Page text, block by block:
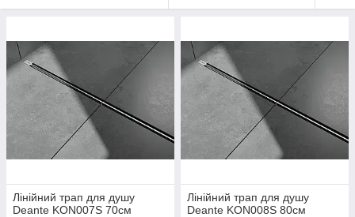
Лінійний трап для душу
Deante KON007S 70см
Лінійний трап для душу
Deante KON008S 80см